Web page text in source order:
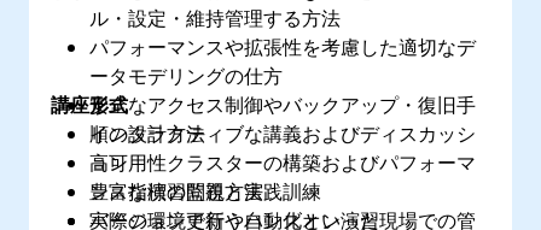
ル・設定・維持管理する方法
パフォーマンスや拡張性を考慮した適切なデ
ータモデリングの仕方
安全なアクセス制御やバックアップ・復旧手
順の設計方法
高可用性クラスターの構築およびパフォーマ
ンス指標の監視方法
バージョン更新や自動化といった現場での管
講座形式
インタラクティブな講義およびディスカッシ
ョン
豊富な演習問題と実践訓練
実際の環境で行うハンズオン演習